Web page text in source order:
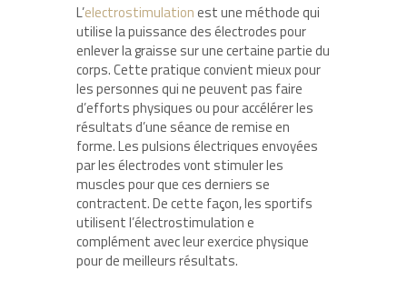
L’electrostimulationest une méthode qui
utilise la puissance des électrodes pour
enlever la graisse sur une certaine partie du
corps. Cette pratique convient mieux pour
les personnes qui ne peuvent pas faire
d’efforts physiques ou pour accélérer les
résultats d’une séance de remise en
forme. Les pulsions électriques envoyées
par les électrodes vont stimuler les
muscles pour que ces derniers se
contractent. De cette façon, les sportifs
utilisent l’électrostimulation e
complément avec leur exercice physique
pour de meilleurs résultats.